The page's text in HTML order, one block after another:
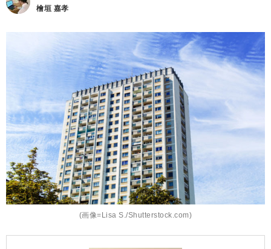
檜垣 嘉孝
(画像=Lisa S./Shutterstock.com)